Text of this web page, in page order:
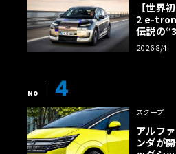
【世界
2 e-tron
伝説の
効率エ
【画像38
2026 8/4
No 4
スクープ
アルフ
ンダが